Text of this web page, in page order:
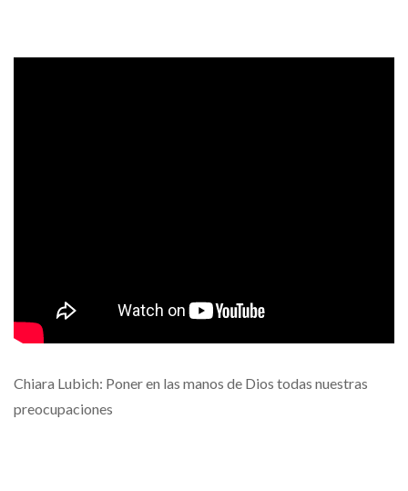
Chiara Lubich: Poner en las manos de Dios todas nuestras
preocupaciones